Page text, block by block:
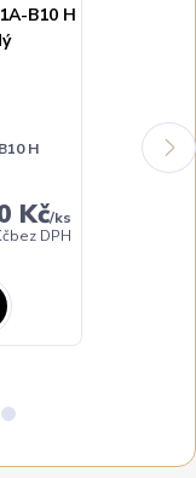
H
Kč/ks
bez DPH
RÁMEČEK